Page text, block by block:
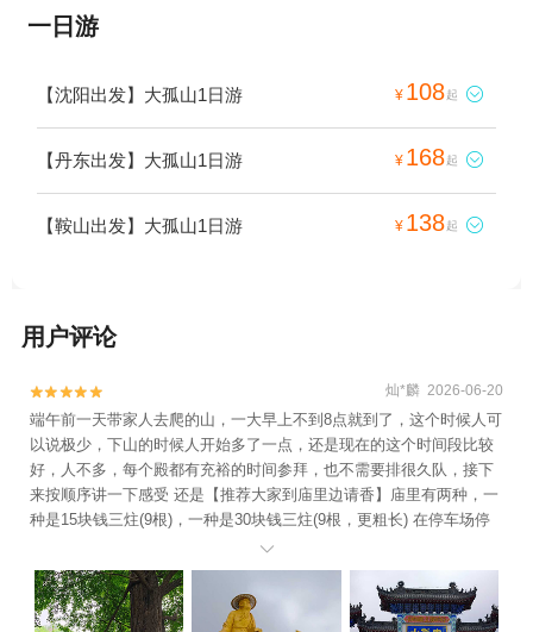
一日游
【沈阳出发】大孤山1日游 ¥ 108起 
【丹东出发】大孤山1日游 ¥ 168起 
【鞍山出发】大孤山1日游 ¥ 138起 
用户评论

 灿*麟 2026-06-20
端午前一天带家人去爬的山，一大早上不到8点就到了，这个时候人可
以说极少，下山的时候人开始多了一点，还是现在的这个时间段比较
好，人不多，每个殿都有充裕的时间参拜，也不需要排很久队，接下
来按顺序讲一下感受 还是【推荐大家到庙里边请香】庙里有两种，一
种是15块钱三炷(9根)，一种是30块钱三炷(9根，更粗长) 在停车场停
车后会有挺多卖香的，我们去的时候很早，是给我们5块钱一炷(3
根)，但实际在下庙设立了三个香炉(应该是山上禁火，所以统一在山下
敬香)，这样来说价格是一样的(我有看到写明不让带外香进入) 【有非
常不理解，也希望未来能有改善的一点】 下庙关于佛教的殿，每一尊
